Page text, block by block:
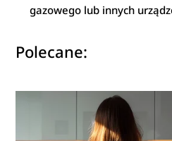
gazowego lub innych
Polecane: